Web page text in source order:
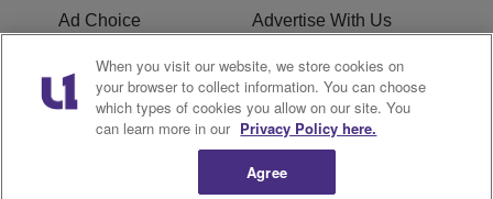
Ad Choice Advertise With Us
Terms of Service R1 Digital
Closed Captioning
When you visit our website, we store cookies on
your browser to collect information. You can choose
which types of cookies you allow on our site. You
can learn more in our Privacy Policy here.
Agree